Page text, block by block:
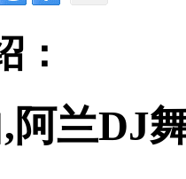
：
阿兰DJ